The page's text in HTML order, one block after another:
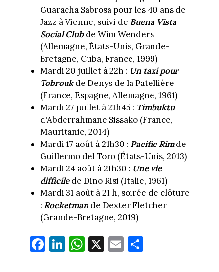
Guaracha Sabrosa pour les 40 ans de
Jazz à Vienne, suivi de Buena Vista
Social Clubde Wim Wenders
(Allemagne, États-Unis, Grande-
Bretagne, Cuba, France, 1999)
Mardi 20 juillet à 22h : Un taxi pour
Tobroukde Denys de la Patellière
(France, Espagne, Allemagne, 1961)
Mardi 27 juillet à 21h45 : Timbuktu
d'Abderrahmane Sissako (France,
Mauritanie, 2014)
Mardi 17 août à 21h30 : Pacific Rimde
Guillermo del Toro (États-Unis, 2013)
Mardi 24 août à 21h30 : Une vie
difficilede Dino Risi (Italie, 1961)
Mardi 31 août à 21 h, soirée de clôture
: Rocketman de Dexter Fletcher
(Grande-Bretagne, 2019)
Fa
ce
Li
nk
W
ha
X E
m
Pa